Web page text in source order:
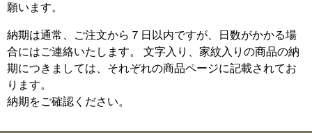
願います。
納期は通常、ご注文から７日以内ですが、日数がかかる場
合にはご連絡いたします。 文字入り、家紋入りの商品の納
期につきましては、それぞれの商品ページに記載されてお
ります。
納期をご確認ください。